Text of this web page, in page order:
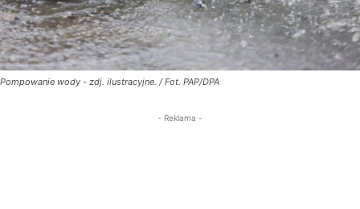
Pompowanie wody - zdj. ilustracyjne. / Fot. PAP/DPA
- Reklama -